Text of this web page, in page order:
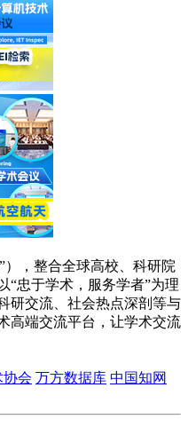
，整合全球高校、科研院
“忠于学术，服务学者”为理
研交流、社会热点深剖等与
高端交流平台，让学术交流
协会 万方数据库 中国知网